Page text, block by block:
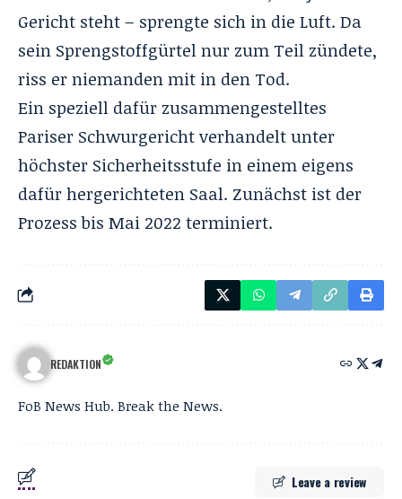
Gericht steht – sprengte sich in die Luft. Da
sein Sprengstoffgürtel nur zum Teil zündete,
riss er niemanden mit in den Tod.
Ein speziell dafür zusammengestelltes
Pariser Schwurgericht verhandelt unter
höchster Sicherheitsstufe in einem eigens
dafür hergerichteten Saal. Zunächst ist der
Prozess bis Mai 2022 terminiert.
REDAKTION
FoB News Hub. Break the News.
Leave a review